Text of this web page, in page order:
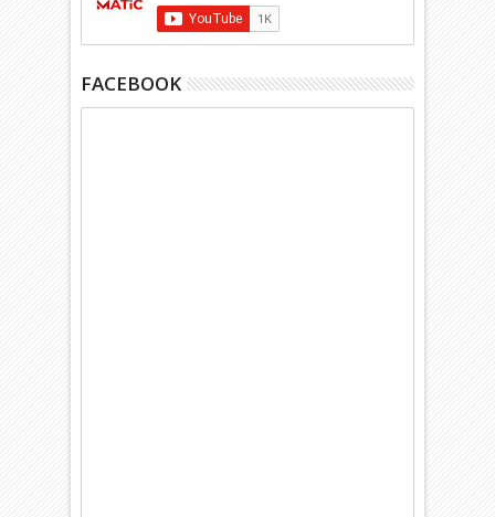
FACEBOOK